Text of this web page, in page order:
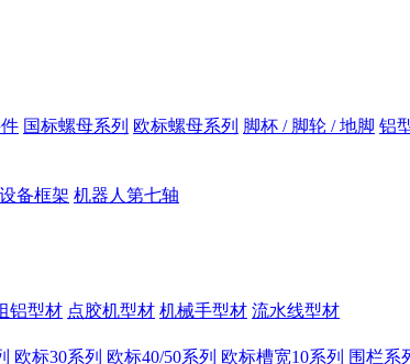
国标螺母系列 欧标螺母系列 脚杯 / 脚轮 / 地脚 铝
备框架 机器人第七轴
铝型材 点胶机型材 机械手型材 流水线型材
欧标30系列 欧标40/50系列 欧标槽宽10系列 围栏系